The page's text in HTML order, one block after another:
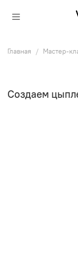
Главная Мастер-
Создаем